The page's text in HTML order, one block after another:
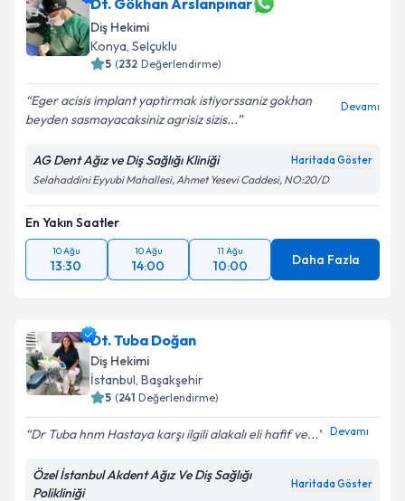
Dt. Gökhan Arslanpınar
Diş Hekimi
Konya, Selçuklu
5 (232 Değerlendirme)
Eger acisis implant yaptirmak istiyorssaniz gokhan
beyden sasmayacaksiniz agrisiz sizis...
Devamı
AG Dent Ağız ve Diş Sağlığı Kliniği Haritada Göster
Selahaddini Eyyubi Mahallesi, Ahmet Yesevi Caddesi, NO:20/D
En Yakın Saatler
10 Ağu
13:30
10 Ağu
14:00
11 Ağu
10:00 Daha Fazla
Dt. Tuba Doğan
Diş Hekimi
İstanbul, Başakşehir
5 (241 Değerlendirme)
Dr Tuba hnm Hastaya karşı ilgili alakalı eli hafif ve... Devamı
Özel İstanbul Akdent Ağız Ve Diş Sağlığı
Polikliniği
Haritada Göster